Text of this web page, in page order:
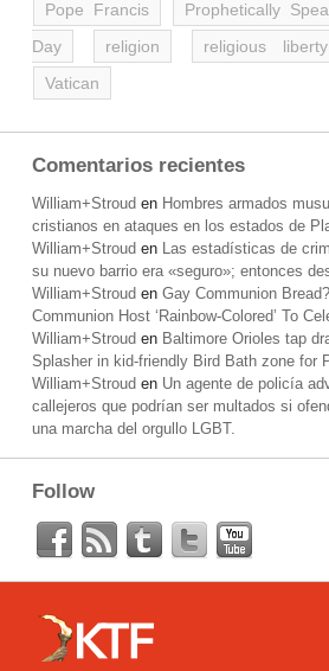
Pope Francis
Prophetically
Day
religion religious liberty
Vatican
Comentarios recientes
William+Stroud en Hombres armados
cristianos en ataques en los estados de
William+Stroud en Las estadísticas de
su nuevo barrio era «seguro»; entonces
William+Stroud en Gay Communion
Communion Host ‘Rainbow-Colored’ To
William+Stroud en Baltimore Orioles tap
Splasher in kid-friendly Bird Bath zone for
William+Stroud en Un agente de policía
callejeros que podrían ser multados si
una marcha del orgullo LGBT.
Follow